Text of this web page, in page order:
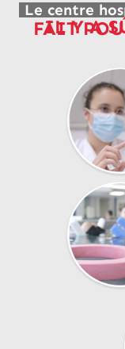
Le centre
IL Y A
FAIT